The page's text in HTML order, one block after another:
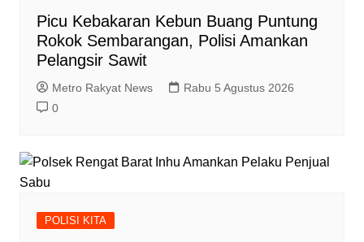
Picu Kebakaran Kebun Buang Puntung
Rokok Sembarangan, Polisi Amankan
Pelangsir Sawit
Metro Rakyat News
Rabu 5 Agustus 2026
0
POLISI KITA